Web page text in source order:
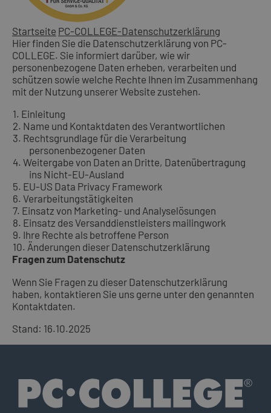
Startseite PC-COLLEGE-Datenschutzerklärung
Hier finden Sie die Datenschutzerklärung von PC-
COLLEGE. Sie informiert darüber, wie wir
personenbezogene Daten erheben, verarbeiten und
schützen sowie welche Rechte Ihnen im Zusammenhang
mit der Nutzung unserer Website zustehen.
1. Einleitung
2. Name und Kontaktdaten des Verantwortlichen
3. Rechtsgrundlage für die Verarbeitung
personenbezogener Daten
4. Weitergabe von Daten an Dritte, Datenübertragung
ins Nicht-EU-Ausland
5. EU-US Data Privacy Framework
6. Verarbeitungstätigkeiten
7. Einsatz von Marketing- und Analyselösungen
8. Einsatz des Versanddienstleisters mailingwork
9. Ihre Rechte als betroffene Person
10. Änderungen dieser Datenschutzerklärung
Fragen zum Datenschutz
Wenn Sie Fragen zu dieser Datenschutzerklärung
haben, kontaktieren Sie uns gerne unter den genannten
Kontaktdaten.
Stand: 16.10.2025